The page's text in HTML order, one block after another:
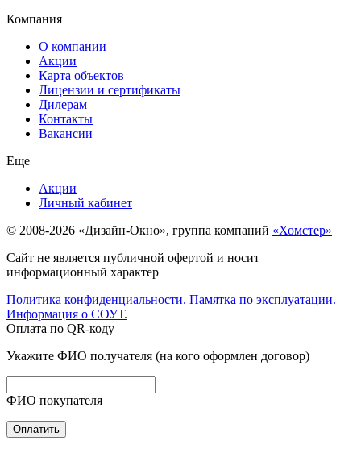
Компания
О компании
Акции
Карта объектов
Лицензии и сертификаты
Дилерам
Контакты
Вакансии
Еще
Акции
Личный кабинет
© 2008-2026 «Дизайн-Окно», группа компаний «Хомстер»
Сайт не является публичной офертой и носит
информационный характер
Политика конфиденциальности. Памятка по эксплуатации.
Информация о СОУТ.
Оплата по QR-коду
Укажите ФИО получателя (на кого оформлен договор)
ФИО покупателя
Оплатить